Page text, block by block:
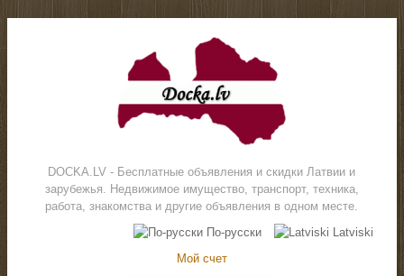
DOCKA.LV - Бесплатные объявления и скидки Латвии и
зарубежья. Недвижимое имущество, транспорт, техника,
работа, знакомства и другие объявления в одном месте.
По-русски
Latviski
Мой счет